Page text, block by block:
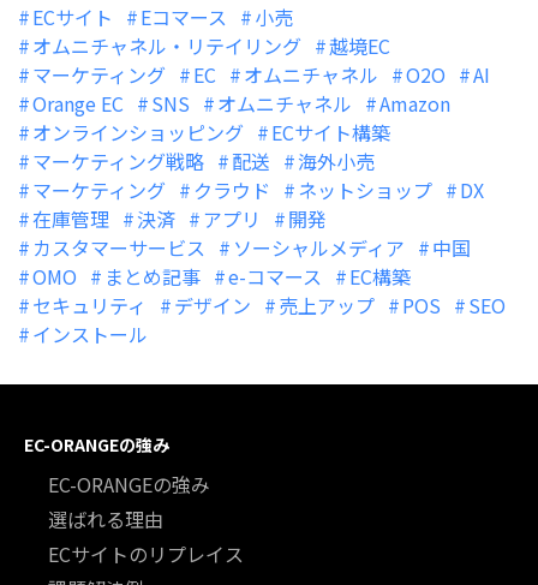
ECサイト Eコマース
小売
オムニチャネル・リテイリング
越境EC
マーケティング
EC オムニチャネル O2O
AI
Orange EC
SNS オムニチャネル
Amazon
オンラインショッピング
ECサイト構築
マーケティング戦略
配送
海外小売
マーケティング
クラウド ネットショップ
DX
在庫管理
決済 アプリ
開発
カスタマーサービス
ソーシャルメディア
中国
OMO
まとめ記事 e-コマース
EC構築
セキュリティ
デザイン 売上アップ POS
SEO
インストール
EC-ORANGEの強み
EC-ORANGEの強み
選ばれる理由
ECサイトのリプレイス